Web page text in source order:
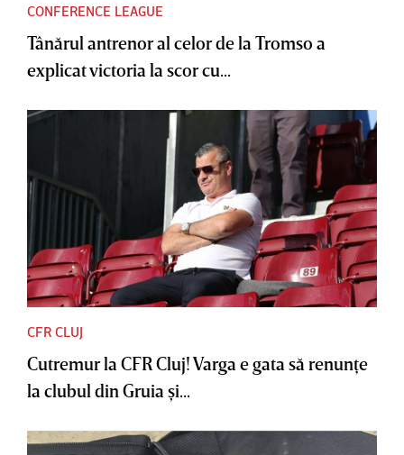
CONFERENCE LEAGUE
Tânărul antrenor al celor de la Tromso a
explicat victoria la scor cu...
CFR CLUJ
Cutremur la CFR Cluj! Varga e gata să renunţe
la clubul din Gruia şi...